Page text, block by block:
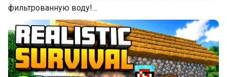
фильтрованную воду!…